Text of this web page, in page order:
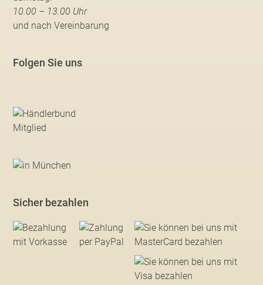
10.00 – 13.00 Uhr
und nach Vereinbarung
Folgen Sie uns
Sicher bezahlen